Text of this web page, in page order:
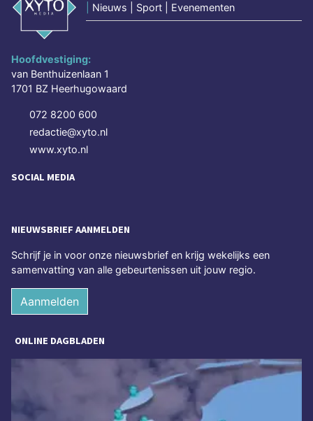
Nieuws | Sport | Evenementen
Hoofdvestiging:
van Benthuizenlaan 1
1701 BZ Heerhugowaard
072 8200 600
redactie@xyto.nl
www.xyto.nl
SOCIAL MEDIA
NIEUWSBRIEF AANMELDEN
Schrijf je in voor onze nieuwsbrief en krijg wekelijks een
samenvatting van alle gebeurtenissen uit jouw regio.
Aanmelden
ONLINE DAGBLADEN